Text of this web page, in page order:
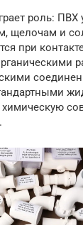
роль: ПВХ
щелочам и
при
химическую